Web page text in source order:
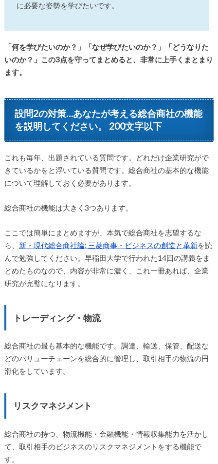
に必要な姿勢を学びたいです。
「何を学びたいのか？」「なぜ学びたいのか？」「どうなりた
いのか？」この3点を守ってまとめると、非常に上手くまとまり
ます。
設問2の対策…あなたが考える総合商社の機能
を説明してください。 200文字以下
これも毎年、出題されている質問です。どれだけ企業研究がで
きているかをと浮いている質問です。総合商社の基本的な機能
について理解しておく必要があります。
総合商社の機能は大きく3つあります。
ここでは簡単にまとめますが、本気で総合商社を志望するな
ら、 新・現代総合商社論: 三菱商事・ビジネスの創造と革新を読
んで勉強してください。早稲田大学で行われた14回の講義をま
とめたものなので、内容が非常に濃く、これ一冊あれば、企業
研究が完璧になります。
トレーディング・物流
総合商社の最も基本的な機能です。調達、輸送、保管、配送な
どのバリューチェーンを総合的に管理し、取引相手の物流の円
滑化をしています。
リスクマネジメント
総合商社の持つ、物流機能・金融機能・情報収集能力を活かし
て、取引相手のビジネスのリスクマネジメントをする機能で
す。